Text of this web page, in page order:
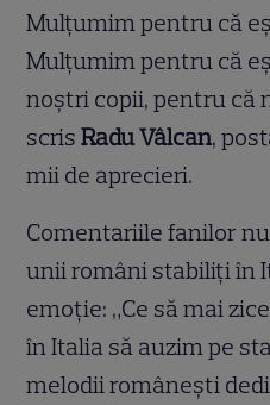
Mulțumim pentru că
Mulțumim pentru că
noștri copii, pentru că
scrisRadu Vâlcan,
mii de aprecieri.
Comentariile fanilor
unii români stabiliți în
emoție: „Ce să mai
în Italia să auzim pe
melodii românești